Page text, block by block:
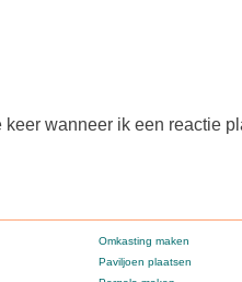
wanneer ik een reactie
Omkasting maken
Paviljoen plaatsen